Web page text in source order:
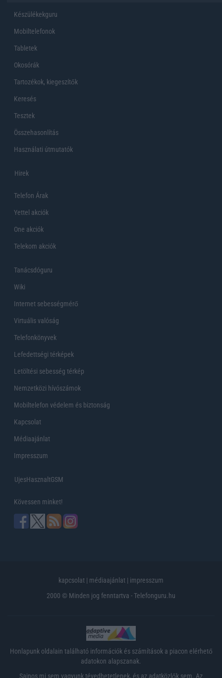
Készülékekguru
Mobiltelefonok
Tabletek
Okosórák
Tartozékok, kiegeszítők
Keresés
Tesztek
Összehasonlítás
Használati útmutatók
Hirek
Telefon Árak
Yettel akciók
One akciók
Telekom akciók
Tanácsdóguru
Wiki
Internet sebességmérő
Virtuális valóság
Telefonkönyvek
Lefedettségi térképek
Letöltési sebesség térkép
Nemzetközi hívószámok
Mobiltelefon védelem és biztonság
Kapcsolat
Médiaajánlat
Impresszum
UjesHasznaltGSM
Kövessen minket!
kapcsolat | médiaajánlat | impresszum
2000 © Minden jog fenntartva - Telefonguru.hu
Honlapunk oldalain található információk és számítások a piacon elérhető
adatokon alapszanak.
Sajnos mi sem vagyunk tévedhetetlenek, és az adatközlők sem. Az